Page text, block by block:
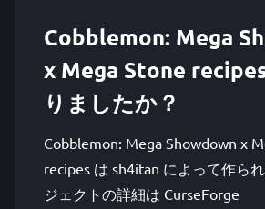
Cobblemon: Mega
x Mega Stone
りましたか？
Cobblemon: Mega Showdown x
recipes は sh4itan によって作ら
ジェクトの詳細は CurseForge